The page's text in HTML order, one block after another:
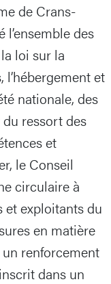
de Crans-
des
loi sur la
et
nationale, des
ressort des
et
le Conseil
circulaire à
et exploitants du
en matière
renforcement
dans un